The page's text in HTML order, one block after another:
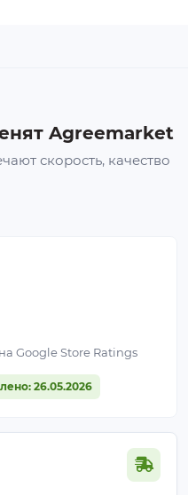
Agreemarket
скорость, качество
Google Store Ratings
26.05.2026